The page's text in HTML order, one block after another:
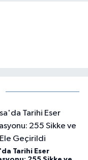
Tarihi Eser